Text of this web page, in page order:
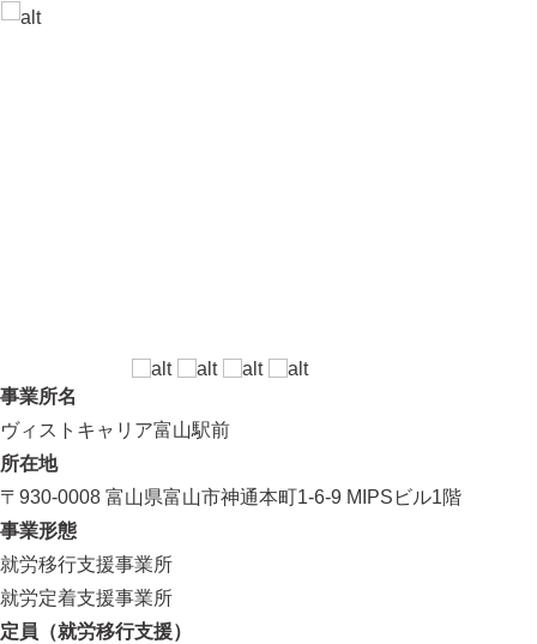
事業所名
ヴィストキャリア富山駅前
所在地
〒930-0008 富山県富山市神通本町1-6-9 MIPSビル1階
事業形態
就労移行支援事業所
就労定着支援事業所
定員（就労移行支援）